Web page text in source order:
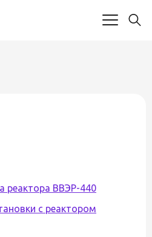
реактора ВВЭР-440
с реактором